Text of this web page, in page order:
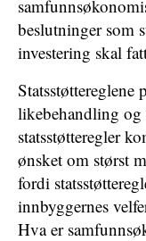
beslutninger som
investering skal
Statsstøttereglene
likebehandling
statsstøtteregler
ønsket om størst
fordi
innbyggernes
Hva er